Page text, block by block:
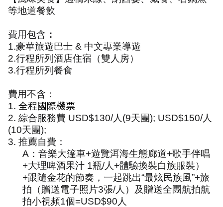
等地道餐飲
費用包含 ：
1.豪華旅遊巴士 & 中文專業導遊
2.行程所列酒店住宿（雙人房）
3.行程所列餐食
費用不含：
1. 全程國際機票
2. 綜合服務費 USD$130/人 (9天團); USD$150/人
(10天團);
3. 推薦自費：
A ：音樂大篷車+遊覽洱海生態廊道+歌手伴唱
+大理啤酒果汁 1瓶/人 +體驗換裝白族服裝）
+跟隨金花的節奏，一起跳出“最炫民族風”+旅
拍（贈送電子照片3張/人）及贈送全團航拍航
拍小視頻1個=USD$90 人